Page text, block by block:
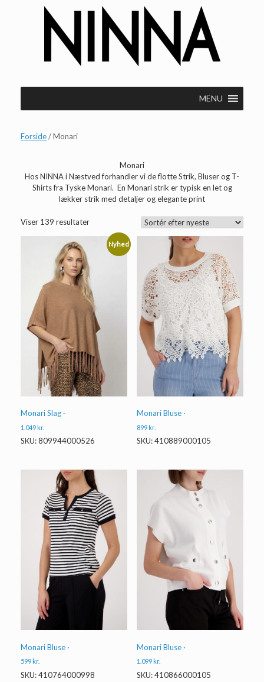
MENU
Forside/ Monari
Monari
Hos NINNA i Næstved forhandler vi de flotte Strik, Bluser og T-
Shirts fra Tyske Monari. En Monari strik er typisk en let og
lækker strik med detaljer og elegante print
Viser 139 resultaterSorteret
senesteNyhed
Monari Slag ·
1.049kr.
SKU: 809944000526
Monari Bluse ·
899kr.
SKU: 410889000105
Monari Bluse ·
599 kr.
SKU: 410764000998
Monari Bluse ·
1.099 kr.
SKU: 410866000105